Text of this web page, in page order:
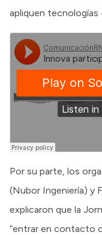
apliquen tecnologías
Por su parte, los
(Nubor Ingeniería) y
explicaron que la
“entrar en contacto